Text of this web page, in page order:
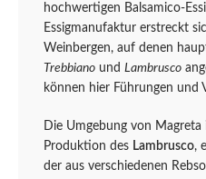
hochwertigen Balsamico-
Essigmanufaktur erstreckt
Weinbergen, auf denen
Trebbiano und Lambrusco
können hier Führungen und
Die Umgebung von
Produktion des Lambrusco,
der aus verschiedenen